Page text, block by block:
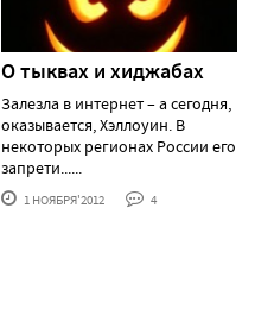
О тыквах и хиджабах
Залезла в интернет – а сегодня,
оказывается, Хэллоуин. В
некоторых регионах России его
запрети......
1 НОЯБРЯ'2012 4